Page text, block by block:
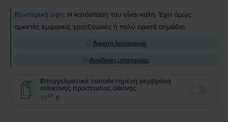
Εξωτερική όψη: Η κατάστασή του είναι καλή. Έχει όμως
αρκετές εμφανείς γρατζουνιές ή πολύ ορατά σημάδια.
Άριστη λειτουργία
Απόδοση μπαταρίας
Επαγγελματικά τοποθετημένη μεμβράνη
σιλικόνης προστασίας οθόνης
1099 €